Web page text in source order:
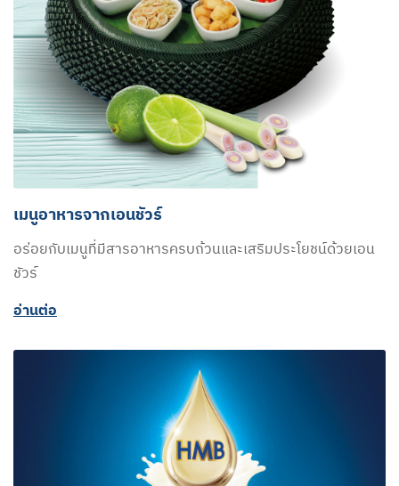
เมนูอาหารจากเอนชัวร์
อร่อยกับเมนูที่มีสารอาหารครบถ้วนและเสริมประโยชน์ด้วยเอน
ชัวร์
อ่านต่อ